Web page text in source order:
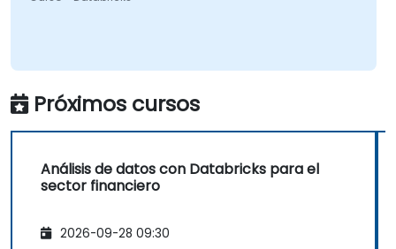
Próximos cursos
Análisis de datos con Databricks para el
sector financiero
2026-09-28 09:30